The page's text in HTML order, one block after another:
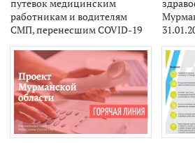
путевок медицинским
работникам и водителям
СМП, перенесшим COVID-19